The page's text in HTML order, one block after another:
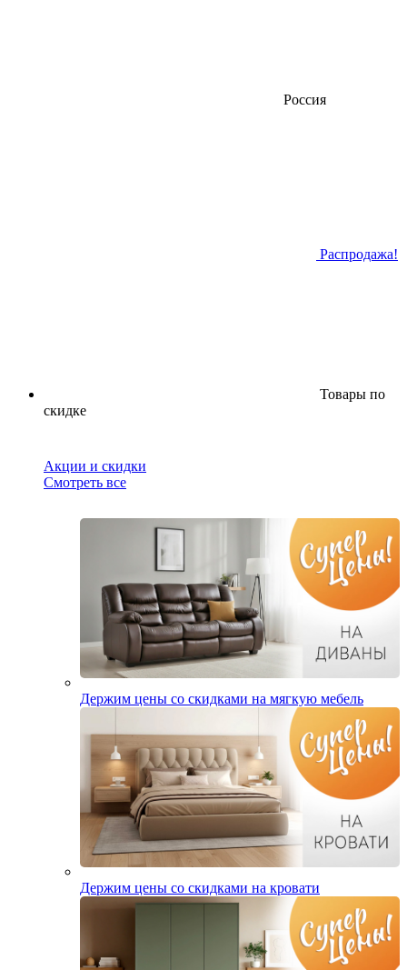
Россия
Распродажа!
Товары по
скидке
Акции и скидки
Смотреть все
Держим цены со скидками на мягкую мебель
Держим цены со скидками на кровати